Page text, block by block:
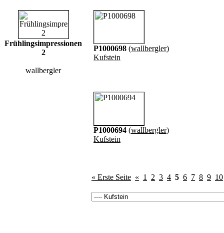
Frühlingsimpressionen
2
wallbergler
P1000698 (wallbergler)
Kufstein
P1000694 (wallbergler)
Kufstein
« Erste Seite « 1 2 3 4 5 6 7 8 9 10